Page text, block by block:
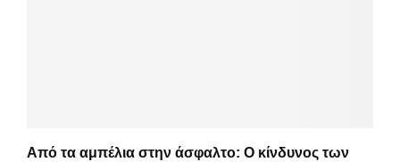
Από τα αμπέλια στην άσφαλτο: Ο κίνδυνος των